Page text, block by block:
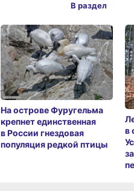
На острове Фуругельма
крепнет единственная
в России гнездовая
популяция редкой птицы
в
В раздел